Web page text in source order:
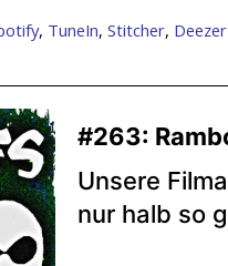
, TuneIn, Stitcher, Deezer